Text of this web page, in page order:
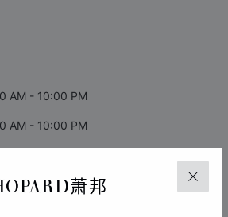
关闭
萧邦
AM - 10:00 PM
AM - 10:00 PM
AM - 10:00 PM